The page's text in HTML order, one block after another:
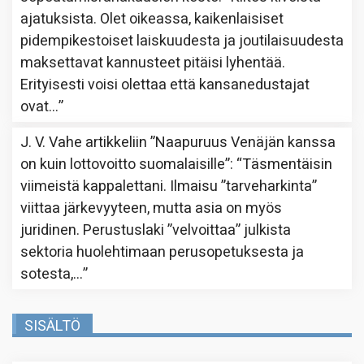
ajatuksista. Olet oikeassa, kaikenlaisiset
pidempikestoiset laiskuudesta ja joutilaisuudesta
maksettavat kannusteet pitäisi lyhentää.
Erityisesti voisi olettaa että kansanedustajat
ovat…”
J. V. Vahe artikkeliin”Naapuruus Venäjän kanssa
on kuin lottovoitto suomalaisille”: “Täsmentäisin
viimeistä kappalettani. Ilmaisu ”tarveharkinta”
viittaa järkevyyteen, mutta asia on myös
juridinen. Perustuslaki ”velvoittaa” julkista
sektoria huolehtimaan perusopetuksesta ja
sotesta,…”
SISÄLTÖ